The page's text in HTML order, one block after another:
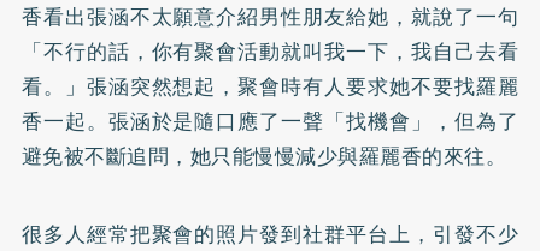
香看出張涵不太願意介紹男性朋友給她，就說了一句
「不行的話，你有聚會活動就叫我一下，我自己去看
看。」張涵突然想起，聚會時有人要求她不要找羅麗
香一起。張涵於是隨口應了一聲「找機會」，但為了
避免被不斷追問，她只能慢慢減少與羅麗香的來往。
很多人經常把聚會的照片發到社群平台上，引發不少